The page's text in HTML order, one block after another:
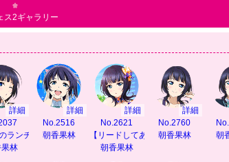
ス2ギャラリー
詳細
のランチタイム】
林
詳細
No.2516
朝香果林
詳細
No.2621
【リードしてあげる】
朝香果林
詳細
No.2760
朝香果林
朝